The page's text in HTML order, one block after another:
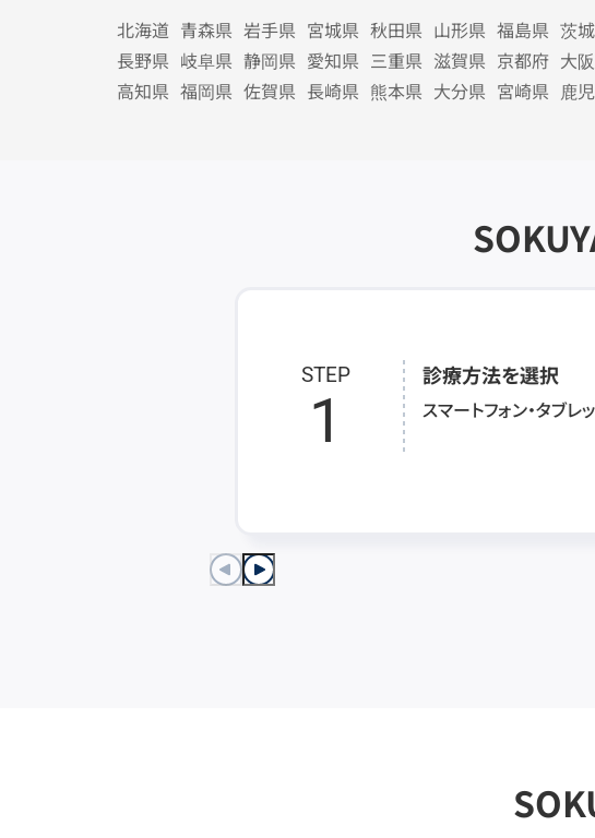
北海道 青森県 岩手県 宮城県 秋田県 山形県 福島県 茨
長野県 岐阜県 静岡県 愛知県 三重県 滋賀県 京都府 大
高知県 福岡県 佐賀県 長崎県 熊本県 大分県 宮崎県 鹿
STEP
1
診療方法を選択
スマートフォン・タブ